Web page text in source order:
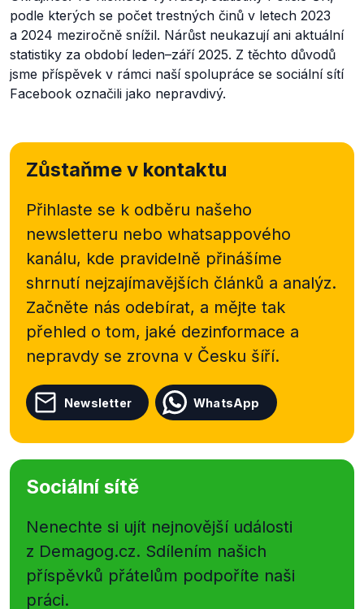
podle kterých se počet trestných činů v letech 2023
a 2024 meziročně snížil. Nárůst neukazují ani aktuální
statistiky za období leden–září 2025. Z těchto důvodů
jsme příspěvek v rámci naší spolupráce se sociální sítí
Facebook označili jako nepravdivý.
Zůstaňme v kontaktu
Přihlaste se k odběru našeho
newsletteru nebo whatsappového
kanálu, kde pravidelně přinášíme
shrnutí nejzajímavějších článků a analýz.
Začněte nás odebírat, a mějte tak
přehled o tom, jaké dezinformace a
nepravdy se zrovna v Česku šíří.
Newsletter WhatsApp
Sociální sítě
Nenechte si ujít nejnovější události
z Demagog.cz. Sdílením našich
příspěvků přátelům podpoříte naši
práci.